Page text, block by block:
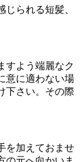
られる短髪、
すよう端麗なク
意に適わない場
下さい。その際
を加えておませ